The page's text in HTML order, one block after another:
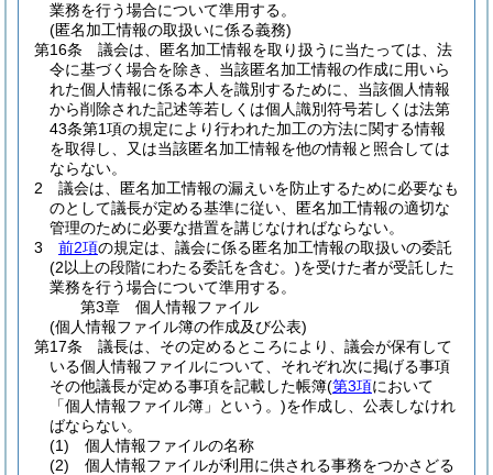
業務を行う場合について準用する。
(匿名加工情報の取扱いに係る義務)
第16条
議会は、匿名加工情報を取り扱うに当たっては、法
令に基づく場合を除き、当該匿名加工情報の作成に用いら
れた個人情報に係る本人を識別するために、当該個人情報
から削除された記述等若しくは個人識別符号若しくは法第
43条第1項の規定により行われた加工の方法に関する情報
を取得し、又は当該匿名加工情報を他の情報と照合しては
ならない。
2
議会は、匿名加工情報の漏えいを防止するために必要なも
のとして議長が定める基準に従い、匿名加工情報の適切な
管理のために必要な措置を講じなければならない。
3
前2項の規定は、議会に係る匿名加工情報の取扱いの委託
(2以上の段階にわたる委託を含む。)を受けた者が受託した
業務を行う場合について準用する。
第3章
個人情報ファイル
(個人情報ファイル簿の作成及び公表)
第17条
議長は、その定めるところにより、議会が保有して
いる個人情報ファイルについて、それぞれ次に掲げる事項
その他議長が定める事項を記載した帳簿(第3項において
「個人情報ファイル簿」という。)を作成し、公表しなけれ
ばならない。
(1)
個人情報ファイルの名称
(2)
個人情報ファイルが利用に供される事務をつかさどる